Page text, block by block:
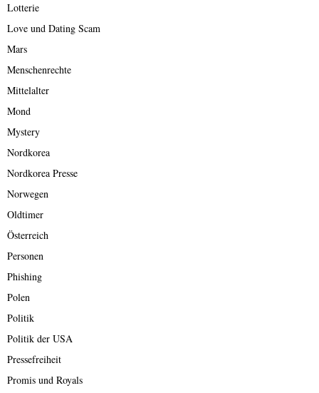
Lotterie
Love und Dating Scam
Mars
Menschenrechte
Mittelalter
Mond
Mystery
Nordkorea
Nordkorea Presse
Norwegen
Oldtimer
Österreich
Personen
Phishing
Polen
Politik
Politik der USA
Pressefreiheit
Promis und Royals